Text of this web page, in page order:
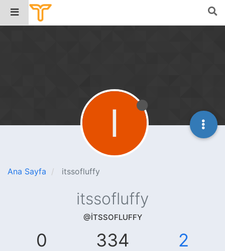
Ana Sayfa itssofluffy
I
itssofluffy
@ITSSOFLUFFY
0 334 2